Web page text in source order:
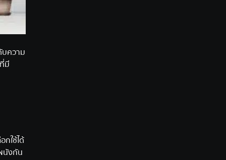
บความ
มี
กใช้ได้
นังกัน